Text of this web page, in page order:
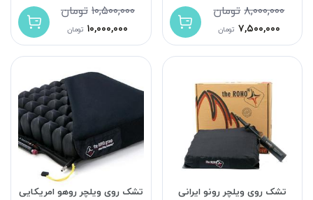
۸,۰۰۰,۰۰۰تومان
۷,۵۰۰,۰۰۰ تومان
۱۰,۵۰۰,۰۰۰تومان
۱۰,۰۰۰,۰۰۰ تومان
تشک روی ویلچر رونو ایرانی
تشک روی ویلچر روهو امریکایی